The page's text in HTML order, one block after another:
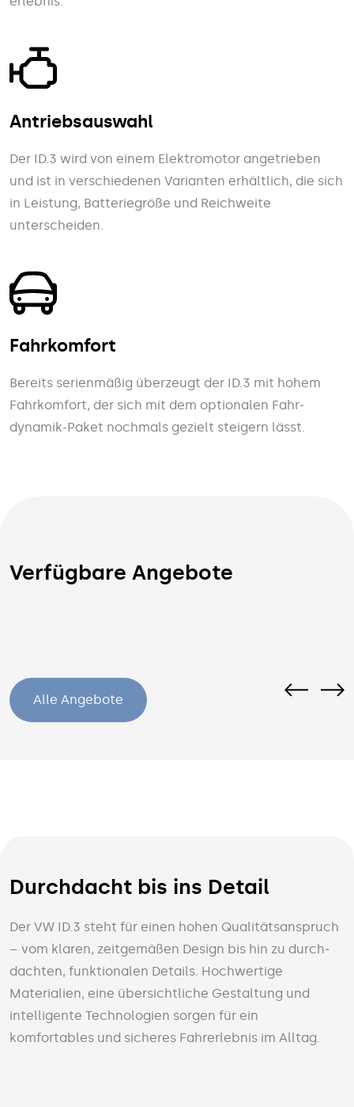
Antriebsauswahl
Der ID.3 wird von einem Elektro­motor ange­trieben
und ist in verschiedenen Varianten er­hältlich, die sich
in Leistung, Batterie­größe und Reich­weite
unterscheiden.
Fahrkomfort
Bereits serienmäßig überzeugt der ID.3 mit hohem
Fahr­komfort, der sich mit dem optionalen Fahr­
dynamik-Paket nochmals gezielt steigern lässt.
Verfügbare Angebote
Alle Angebote
Durchdacht bis ins Detail
Der VW ID.3 steht für einen hohen Qualitäts­anspruch
– vom klaren, zeit­gemäßen Design bis hin zu durch­
dachten, funktionalen Details. Hoch­wertige
Materialien, eine über­sichtliche Gestaltung und
intelligente Techno­logien sorgen für ein
komfortables und sicheres Fahr­erlebnis im Alltag.